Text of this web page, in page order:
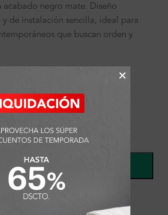
acabado negro mate. Diseño
de instalación sencilla, ideal para
que buscan orden y
COMPRAR